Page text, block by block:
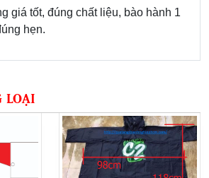
giá tốt, đúng chất liệu, bào hành 1
hẹn.
LOẠI